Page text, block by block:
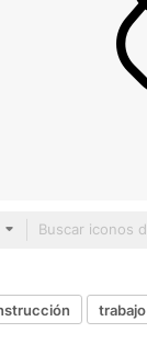
trabajo